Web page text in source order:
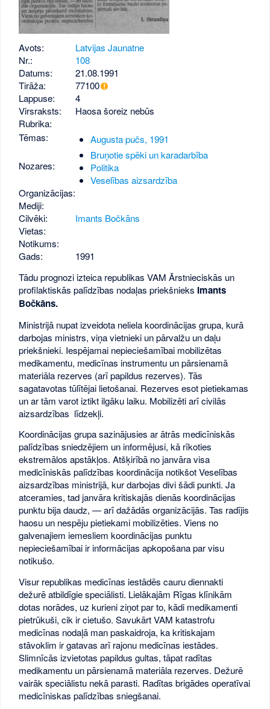
Avots:
Latvijas Jaunatne
Nr.:
108
Datums:
21.08.1991
Tirāža:
77100
Lappuse:
4
Virsraksts:
Haosa šoreiz nebūs
Rubrika:
Tēmas:
Augusta pučs, 1991
Nozares:
Bruņotie spēki un karadarbība
Politika
Veselības aizsardzība
Organizācijas:
Mediji:
Cilvēki:
Imants Bočkāns
Vietas:
Notikums:
Gads:
1991
Tādu prognozi izteica republikas VAM Ārstnieciskās un
profilaktiskās palīdzības nodaļas priekšnieks Imants
Bočkāns.
Ministrijā nupat izveidota neliela koordinācijas grupa, kurā
darbojas ministrs, viņa vietnieki un pārvalžu un daļu
priekšnieki. Iespējamai nepieciešamībai mobilizētas
medikamentu, medicīnas instrumentu un pārsienamā
materiāla rezerves (arī papildus rezerves). Tās
sagatavotas tūlītējai lietošanai. Rezerves esot pietiekamas
un ar tām varot iztikt ilgāku laiku. Mobilizēti arī civilās
aizsardzības līdzekļi.
Koordinācijas grupa sazinājusies ar ātrās medicīniskās
palīdzības sniedzējiem un informējusi, kā rīkoties
ekstremālos apstākļos. Atšķirībā no janvāra visa
medicīniskās palīdzības koordinācija notikšot Veselības
aizsardzības ministrijā, kur darbojas divi šādi punkti. Ja
atceramies, tad janvāra kritiskajās dienās koordinācijas
punktu bija daudz, — arī dažādās organizācijās. Tas radījis
haosu un nespēju pietiekami mobilizēties. Viens no
galvenajiem iemesliem koordinācijas punktu
nepieciešamībai ir informācijas apkopošana par visu
notikušo.
Visur republikas medicīnas iestādēs cauru diennakti
dežurē atbildīgie speciālisti. Lielākajām Rīgas klīnikām
dotas norādes, uz kurieni ziņot par to, kādi medikamenti
pietrūkuši, cik ir cietušo. Savukārt VAM katastrofu
medicīnas nodaļā man paskaidroja, ka kritiskajam
stāvoklim ir gatavas arī rajonu medicīnas iestādes.
Slimnīcās izvietotas papildus gultas, tāpat radītas
medikamentu un pārsienamā materiāla rezerves. Dežurē
vairāk speciālistu nekā parasti. Radītas brigādes operatīvai
medicīniskas palīdzības sniegšanai.